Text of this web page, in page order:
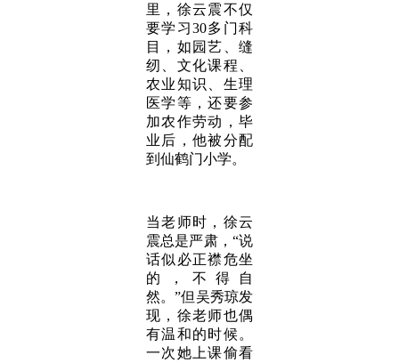
里，徐云震不仅
要学习30多门科
目，如园艺、缝
纫、文化课程、
农业知识、生理
医学等，还要参
加农作劳动，毕
业后，他被分配
到仙鹤门小学。
当老师时，徐云
震总是严肃，“说
话似必正襟危坐
的，不得自
然。”但吴秀琼发
现，徐老师也偶
有温和的时候。
一次她上课偷看